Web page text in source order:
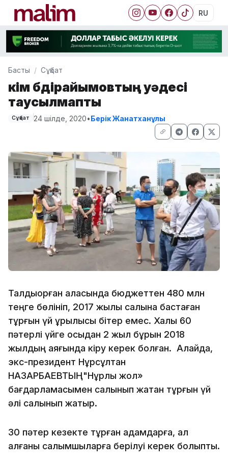
RU
Басты Сұқбат
Әкім Әбдірайымовтың уәдесі
таусылмапты
Сұқбат 24 шілде, 2020•Берік Жанатханұлы
Талдықорған қаласында бюджеттен 480 млн
теңге бөлініп, 2017 жылы салына бастаған
тұрғын үй құрылысы бітер емес. Халық 60
пәтерлі үйге осыдан 2 жыл бұрын 2018
жылдың аяғында кіру керек болған. Алайда,
экс-президент Нұрсұлтан
НАЗАРБАЕВТЫҢ"Нұрлы жол»
бағдарламасымен салынып жатқан тұрғын үй
әлі салынып жатыр.
30 пәтер кезекте тұрған адамдарға, ал
қалғаны салымшыларға берілуі керек болыпты.